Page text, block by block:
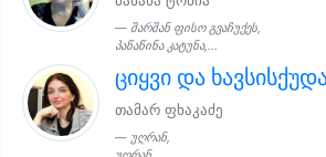
შარშან ფისო გვაჩუქეს,
პაწაწინა კატუნა,...
ციყვი და
თამარ ფხაკაძე
უღრან,